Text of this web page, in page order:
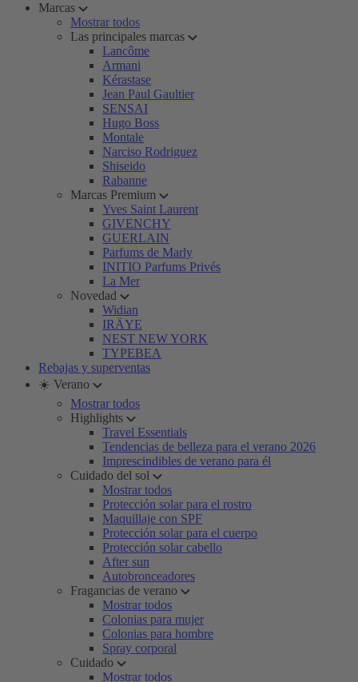
Marcas
Mostrar todos
Las principales marcas
Lancôme
Armani
Kérastase
Jean Paul Gaultier
SENSAI
Hugo Boss
Montale
Narciso Rodriguez
Shiseido
Rabanne
Marcas Premium
Yves Saint Laurent
GIVENCHY
GUERLAIN
Parfums de Marly
INITIO Parfums Privés
La Mer
Novedad
Widian
IRÄYE
NEST NEW YORK
TYPEBEA
Rebajas y superventas
☀️ Verano
Mostrar todos
Highlights
Travel Essentials
Tendencias de belleza para el verano 2026
Imprescindibles de verano para él
Cuidado del sol
Mostrar todos
Protección solar para el rostro
Maquillaje con SPF
Protección solar para el cuerpo
Protección solar cabello
After sun
Autobronceadores
Fragancias de verano
Mostrar todos
Colonias para mujer
Colonias para hombre
Spray corporal
Cuidado
Mostrar todos